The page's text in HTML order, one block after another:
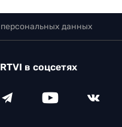
данных
RTVI в соцсетях